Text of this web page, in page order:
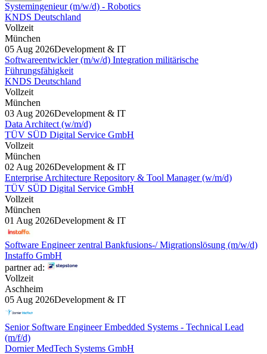
Systemingenieur (m/w/d) - Robotics
KNDS Deutschland
Vollzeit
München
05 Aug 2026Development & IT
Softwareentwickler (m/w/d) Integration militärische
Führungsfähigkeit
KNDS Deutschland
Vollzeit
München
03 Aug 2026Development & IT
Data Architect (w/m/d)
TÜV SÜD Digital Service GmbH
Vollzeit
München
02 Aug 2026Development & IT
Enterprise Architecture Repository & Tool Manager (w/m/d)
TÜV SÜD Digital Service GmbH
Vollzeit
München
01 Aug 2026Development & IT
Software Engineer zentral Bankfusions-/ Migrationslösung (m/w/d)
Instaffo GmbH
partner ad:
Vollzeit
Aschheim
05 Aug 2026Development & IT
Senior Software Engineer Embedded Systems - Technical Lead
(m/f/d)
Dornier MedTech Systems GmbH